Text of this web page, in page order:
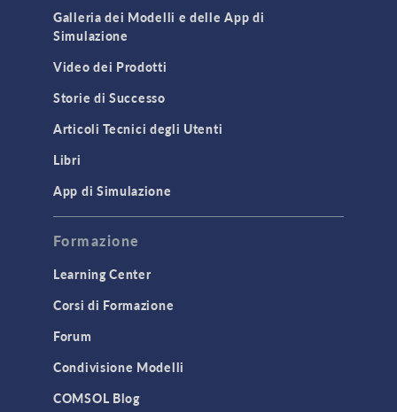
Galleria dei Modelli e delle App di
Simulazione
Video dei Prodotti
Storie di Successo
Articoli Tecnici degli Utenti
Libri
App di Simulazione
Formazione
Learning Center
Corsi di Formazione
Forum
Condivisione Modelli
COMSOL Blog